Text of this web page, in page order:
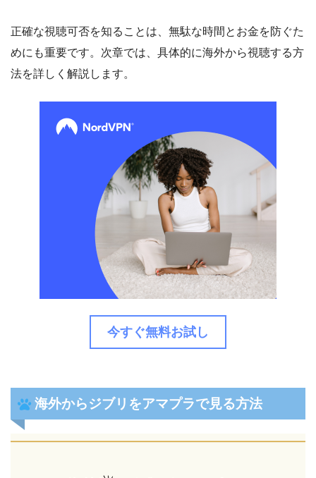
正確な視聴可否を知ることは、無駄な時間とお金を防ぐた
めにも重要です。次章では、具体的に海外から視聴する方
法を詳しく解説します。
今すぐ無料お試し
海外からジブリをアマプラで見る方法